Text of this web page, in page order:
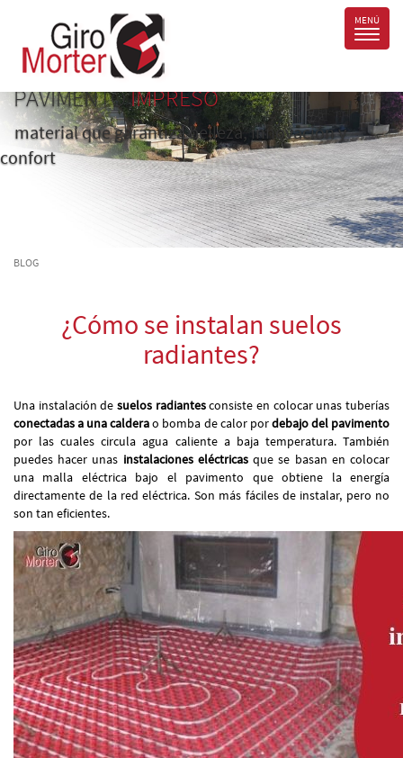
PAVIMENTOIMPRESO
material que garantiza belleza, innovación y
confort
BLOG
¿Cómo se instalan suelos
radiantes?
Una instalación de suelos radiantesconsiste en colocar unas tuberías
conectadas a una calderao bomba de calor pordebajo del pavimento
por las cuales circula agua caliente a baja temperatura. También
puedes hacer unas instalaciones eléctricasque se basan en colocar
una malla eléctrica bajo el pavimento que obtiene la energía
directamente de la red eléctrica. Son más fáciles de instalar, pero no
son tan eficientes.